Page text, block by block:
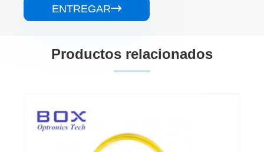
ENTREGAR
Productos relacionados